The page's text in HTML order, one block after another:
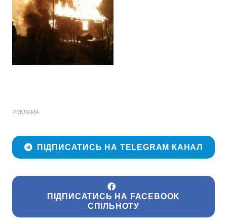
РЕКЛАМА
ПІДПИСАТИСЬ НА TELEGRAM КАНАЛ
ПІДПИСАТИСЬ НА FACEBOOK
СПІЛЬНОТУ